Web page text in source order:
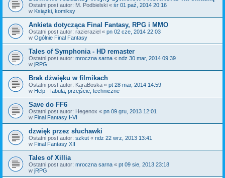
Ostatni post autor: M. Podbielski « śr 01 paź, 2014 20:16
w Książki, komiksy
Ankieta dotycząca Final Fantasy, RPG i MMO
Ostatni post autor: razieraziel « pn 02 cze, 2014 22:03
w Ogólnie Final Fantasy
Tales of Symphonia - HD remaster
Ostatni post autor: mroczna sarna « ndz 30 mar, 2014 09:39
w jRPG
Brak dżwięku w filmikach
Ostatni post autor: KaraBoska « pt 28 mar, 2014 14:59
w Help - fabuła, przejście, techniczne
Save do FF6
Ostatni post autor: Hegenox « pn 09 gru, 2013 12:01
w Final Fantasy I-VI
dzwięk przez słuchawki
Ostatni post autor: szkut « ndz 22 wrz, 2013 13:41
w Final Fantasy XII
Tales of Xillia
Ostatni post autor: mroczna sarna « pt 09 sie, 2013 23:18
w jRPG